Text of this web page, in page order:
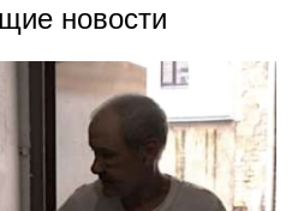
новости